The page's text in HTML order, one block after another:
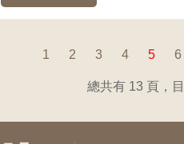
1 2 3 4 5 6
總共有 13 頁，